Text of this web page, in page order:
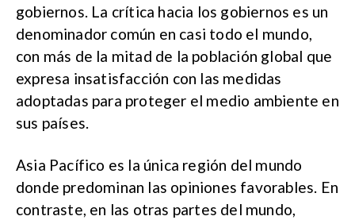
gobiernos. La crítica hacia los gobiernos es un
denominador común en casi todo el mundo,
con más de la mitad de la población global que
expresa insatisfacción con las medidas
adoptadas para proteger el medio ambiente en
sus países.
Asia Pacífico es la única región del mundo
donde predominan las opiniones favorables. En
contraste, en las otras partes del mundo,